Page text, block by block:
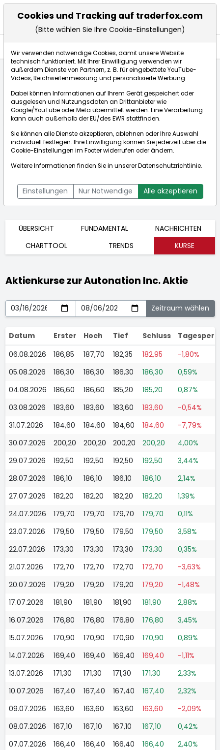
Börse:
US05329W1027]
Aktienkurse
Bid:182,700€Ask:183,500€
ÜBERSICHT FUNDAMENTAL
NACHRICHTEN
CHARTTOOL
TRENDS KURSE
Aktienkurse zur Autonation Inc. Aktie
Datum Erster Hoch Tief Schluss
06.08.2026
186,85 187,70 182,35 182,95
-1,80%
05.08.2026
186,30 186,30 186,30 186,30
0,59%
04.08.2026
186,60 186,60 185,20 185,20
0,87%
03.08.2026
183,60 183,60 183,60 183,60
-0,54%
31.07.2026
184,60 184,60 184,60 184,60
-7,79%
30.07.2026
200,20 200,20 200,20 200,20
4,00%
29.07.2026
192,50 192,50 192,50 192,50
3,44%
28.07.2026
186,10 186,10 186,10 186,10
2,14%
27.07.2026
182,20 182,20 182,20 182,20
1,39%
24.07.2026
179,70 179,70 179,70 179,70
0,11%
23.07.2026
179,50 179,50 179,50 179,50
3,58%
22.07.2026
173,30 173,30 173,30 173,30
0,35%
21.07.2026
172,70 172,70 172,70 172,70
-3,63%
20.07.2026
179,20 179,20 179,20 179,20
-1,48%
17.07.2026
181,90 181,90 181,90 181,90
2,88%
16.07.2026
176,80 176,80 176,80 176,80
3,45%
15.07.2026
170,90 170,90 170,90 170,90
0,89%
14.07.2026
169,40 169,40 169,40 169,40
-1,11%
13.07.2026
171,30 171,30 171,30 171,30
2,33%
10.07.2026
167,40 167,40 167,40 167,40
2,32%
09.07.2026
163,60 163,60 163,60 163,60
-2,09%
08.07.2026
167,10 167,10 167,10 167,10
0,42%
07.07.2026
166,40 166,40 166,40 166,40
2,40%
Cookies und Tracking auf traderfox.com
(Bitte wählen Sie Ihre Cookie-Einstellungen)
Wir verwenden notwendige Cookies, damit unsere Website
technisch funktioniert. Mit Ihrer Einwilligung verwenden wir
außerdem Dienste von Partnern, z. B. für eingebettete YouTube-
Videos, Reichweitenmessung und personalisierte Werbung.
Dabei können Informationen auf Ihrem Gerät gespeichert oder
ausgelesen und Nutzungsdaten an Drittanbieter wie
Google/YouTube oder Meta übermittelt werden. Eine Verarbeitung
kann auch außerhalb der EU/des EWR stattfinden.
Sie können alle Dienste akzeptieren, ablehnen oder Ihre Auswahl
individuell festlegen. Ihre Einwilligung können Sie jederzeit über die
Cookie-Einstellungen im Footer widerrufen oder ändern.
Weitere Informationen finden Sie in unsererDatenschutzrichtlinie.
Einstellungen Nur Notwendige Alle akzeptieren